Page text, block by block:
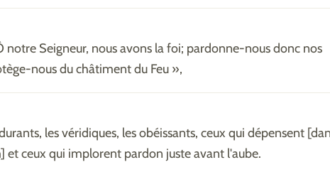
notre Seigneur, nous avons la foi; pardonne-nous donc nos
nous du châtiment du Feu »,
les véridiques, les obéissants, ceux qui dépensent
et ceux qui implorent pardon juste avant l'aube.